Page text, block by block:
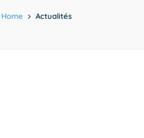
Home Actualités